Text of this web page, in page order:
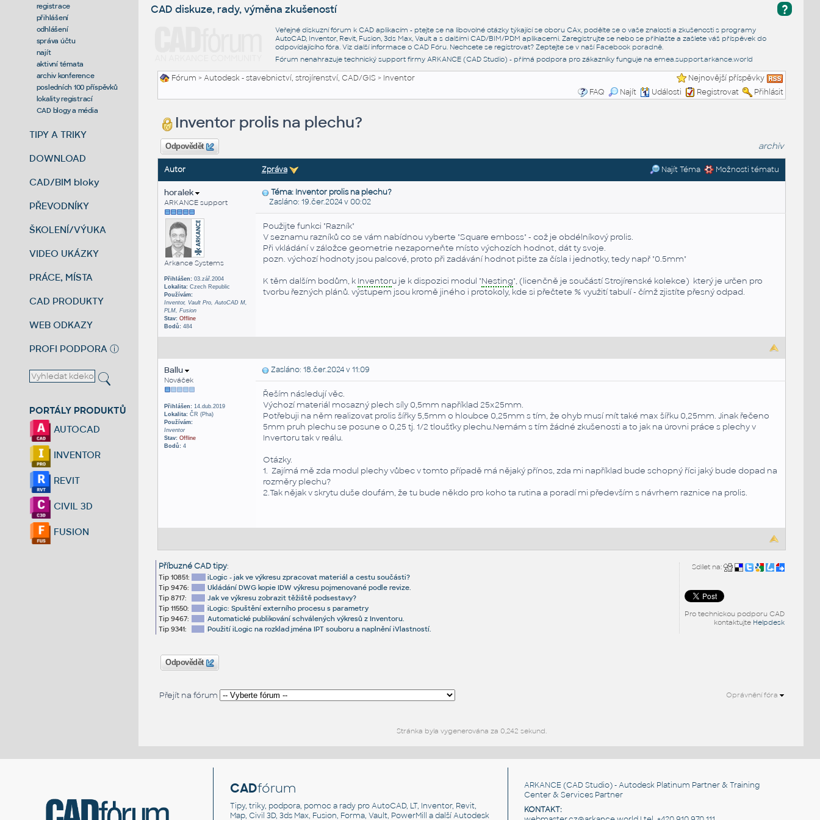
registrace
přihlášení
odhlášení
správa účtu
najít
aktivní témata
archiv konference
posledních 100 příspěvků
lokality registrací
CAD blogy a média
TIPY A TRIKY
DOWNLOAD
CAD/BIM bloky
PŘEVODNÍKY
ŠKOLENÍ/VÝUKA
VIDEO UKÁZKY
PRÁCE, MÍSTA
CAD PRODUKTY
WEB ODKAZY
PROFI PODPORA ⓘ
PORTÁLY PRODUKTŮ
AUTOCAD
INVENTOR
REVIT
CIVIL 3D
FUSION
?
CAD diskuze, rady, výměna zkušeností
Veřejné diskuzní fórum k CAD aplikacím - ptejte se na libovolné otázky týkající se oboru CAx, podělte se o vaše znalosti a zkušenosti s programy
AutoCAD, Inventor, Revit, Fusion, 3ds Max, Vault a s dalšími CAD/BIM/PDM aplikacemi. Zaregistrujte se nebo se přihlašte a zašlete váš příspěvek do
odpovídajícího fóra. Viz další informace o CAD Fóru. Nechcete se registrovat? Zeptejte se v naší Facebook poradně.
Fórum nenahrazuje technický support firmy ARKANCE (CAD Studio) - přímá podpora pro zákazníky funguje na emea.support.arkance.world
Fórum >Autodesk - stavebnictví, strojírenství, CAD/GIS> Inventor
Nejnovější příspěvky
FAQ
Najít Události Registrovat Přihlásit
Inventor prolis na plechu?
Odpovědět archiv
Autor Zpráva Najít Téma Možnosti tématu
horalek
ARKANCE support
Arkance Systems
Přihlášen:03.zář.2004
Lokalita:Czech Republic
Používám:
Inventor, Vault Pro, AutoCAD M,
PLM, Fusion
Stav: Offline
Bodů:484
Téma: Inventor prolis na plechu?
Zasláno: 19.čer.2024 v 00:02
Použijte funkci "Razník"
V seznamu razníků co se vám nabídnou vyberte "Square emboss" - což je obdélníkový prolis.
Při vkládání v záložce geometrie nezapomeňte místo výchozích hodnot, dát ty svoje.
pozn. výchozí hodnoty jsou palcové, proto při zadávání hodnot pište za čísla i jednotky, tedy např "0.5mm"
K těm dalším bodům, k Inventoru je k dispozici modul "Nesting", (licenčně je součástí Strojírenské kolekce) který je určen pro
tvorbu řezných plánů. výstupem jsou kromě jiného i protokoly, kde si přečtete % využití tabulí - čímž zjistíte přesný odpad.
Ballu
Nováček
Přihlášen:14.dub.2019
Lokalita:ČR (Pha)
Používám:
Inventor
Stav: Offline
Bodů:4
Zasláno: 18.čer.2024 v 11:09
Řeším následují věc.
Výchozí materiál mosazný plech síly 0,5mm například 25x25mm.
Potřebuji na něm realizovat prolis šířky 5,5mm o hloubce 0,25mm s tím, že ohyb musí mít také max šířku 0,25mm. Jinak řečeno
5mm pruh plechu se posune o 0,25 tj. 1/2 tloušťky plechu.Nemám s tím žádné zkušenosti a to jak na úrovni práce s plechy v
Invertoru tak v reálu.
Otázky.
1. Zajímá mě zda modul plechy vůbec v tomto případě má nějaký přínos, zda mi například bude schopný říci jaký bude dopad na
rozměry plechu?
2.Tak nějak v skrytu duše doufám, že tu bude někdo pro koho ta rutina a poradí mi především s návrhem raznice na prolis.
Sdílet na:
Pro technickou podporu CAD
kontaktujte Helpdesk
Příbuzné CAD tipy:
Tip 10851:
iLogic - jak ve výkresu zpracovat materiál a cestu součásti?
Tip 9476:
Ukládání DWG kopie IDW výkresu pojmenované podle revize.
Tip 8717:
Jak ve výkresu zobrazit těžiště podsestavy?
Tip 11550:
iLogic: Spuštění externího procesu s parametry
Tip 9467:
Automatické publikování schválených výkresů z Inventoru.
Tip 9341:
Použití iLogic na rozklad jména IPT souboru a naplnění iVlastností.
Odpovědět
Přejít na fórum Oprávnění fóra
Stránka byla vygenerována za 0,242 sekund.
CADfórum
Tipy, triky, podpora, pomoc a rady pro AutoCAD, LT, Inventor, Revit,
Map, Civil 3D, 3ds Max, Fusion, Forma, Vault, PowerMill a další Autodesk
ARKANCE (CAD Studio) - Autodesk Platinum Partner & Training
Center & Services Partner
KONTAKT: